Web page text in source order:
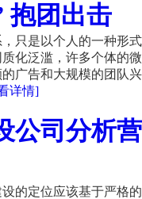
抱团出击
只是以个人的一种形式
化泛滥，许多个体的微
广告和大规模的团队兴
详情]
公司分析营
的定位应该基于严格的